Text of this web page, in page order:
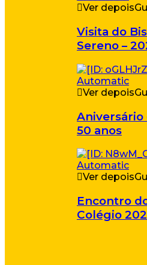
Ver depois
Visita do
Sereno –
Ver depois
Aniversário
50 anos
Ver depois
Encontro
Colégio